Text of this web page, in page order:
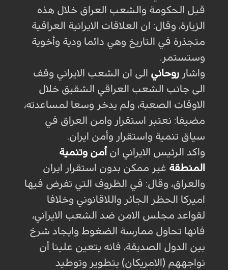
قبل الحكومة والشعب العراق خلال هذه
الزيارة، وقال: ان العلاقات الايرانية العراقية
متجذرة في التاريخ وهي دائما ودية وأخوية
وستستمر.
واشار روحاني الى ان الشعب الايراني وقف
الى جانب الشعب العراقي الشقيق خلال
الاوقات الصعبة، ولم يدخر وسعا لمساعدته،
مضيفا: نعتبر استقرار وامن العراق في
سياق تنمية واستقرار وأمن ايران.
واكد الرئيس الايراني ان أمن وتنمية
المنطقة غير ممكن بدون استقرار ايران
والعراق، وقال: في الظروف التي تفرض فيها
اميركا الحظر الجائر واللاقانوني وخلافا
لقواعد مجلس الامن ضد الشعب الايراني،
فانها تحاول ممارسة الضغوط وايجاد شرخ
بين الدول الصديقة، فانه يتعين علينا أن
نواجههم (الامريكان) بتطوير وتوطيد